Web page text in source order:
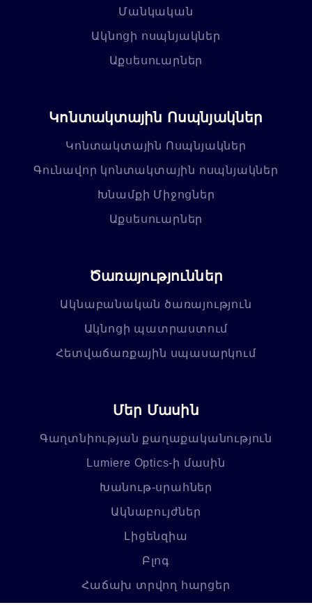
Մանկական
Ակնոցի ոսպնյակներ
Աքսեսուարներ
Կոնտակտային Ոսպնյակներ
Կոնտակտային Ոսպնյակներ
Գունավոր կոնտակտային ոսպնյակներ
Խնամքի Միջոցներ
Աքսեսուարներ
Ծառայություններ
Ակնաբանական ծառայություն
Ակնոցի պատրաստում
Հետվաճառքային սպասարկում
Մեր Մասին
Գաղտնիության քաղաքականություն
Lumiere Optics-ի մասին
Խանութ-սրահներ
Ակնաբույժներ
Լիցենզիա
Բլոգ
Հաճախ տրվող հարցեր